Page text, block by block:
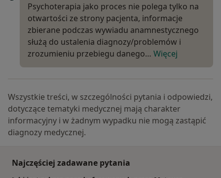
Psychoterapia jako proces nie polega tylko na
otwartości ze strony pacjenta, informacje
zbierane podczas wywiadu anamnestycznego
służą do ustalenia diagnozy/problemów i
zrozumieniu przebiegu danego… Więcej
Wszystkie treści, w szczególności pytania i odpowiedzi,
dotyczące tematyki medycznej mają charakter
informacyjny i w żadnym wypadku nie mogą zastąpić
diagnozy medycznej.
Najczęściej zadawane pytania